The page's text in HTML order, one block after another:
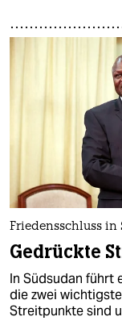
Friedensschluss in
Gedrückte
In Südsudan führt
die zwei
Streitpunkte sind